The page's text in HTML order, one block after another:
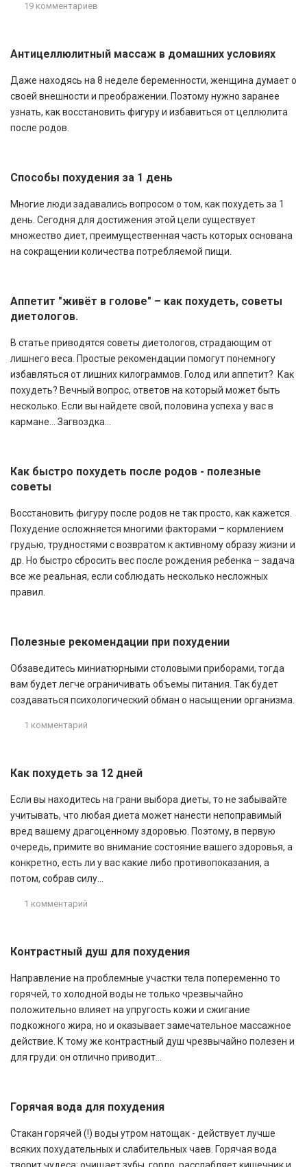
19 комментариев
Антицеллюлитный массаж в домашних условиях
Даже находясь на 8 неделе беременности, женщина думает о
своей внешности и преображении. Поэтому нужно заранее
узнать, как восстановить фигуру и избавиться от целлюлита
после родов.
Способы похудения за 1 день
Многие люди задавались вопросом о том, как похудеть за 1
день. Сегодня для достижения этой цели существует
множество диет, преимущественная часть которых основана
на сокращении количества потребляемой пищи.
Аппетит "живёт в голове" – как похудеть, советы
диетологов.
В статье приводятся советы диетологов, страдающим от
лишнего веса. Простые рекомендации помогут понемногу
избавляться от лишних килограммов. Голод или аппетит? Как
похудеть? Вечный вопрос, ответов на который может быть
несколько. Если вы найдете свой, половина успеха у вас в
кармане... Загвоздка...
Как быстро похудеть после родов - полезные
советы
Восстановить фигуру после родов не так просто, как кажется.
Похудение осложняется многими факторами – кормлением
грудью, трудностями с возвратом к активному образу жизни и
др. Но быстро сбросить вес после рождения ребенка – задача
все же реальная, если соблюдать несколько несложных
правил.
Полезные рекомендации при похудении
Обзаведитесь миниатюрными столовыми приборами, тогда
вам будет легче ограничивать объемы питания. Так будет
создаваться психологический обман о насыщении организма.
1 комментарий
Как похудеть за 12 дней
Если вы находитесь на грани выбора диеты, то не забывайте
учитывать, что любая диета может нанести непоправимый
вред вашему драгоценному здоровью. Поэтому, в первую
очередь, примите во внимание состояние вашего здоровья, а
конкретно, есть ли у вас какие либо противопоказания, а
потом, собрав силу...
1 комментарий
Контрастный душ для похудения
Направление на проблемные участки тела попеременно то
горячей, то холодной воды не только чрезвычайно
положительно влияет на упругость кожи и сжигание
подкожного жира, но и оказывает замечательное массажное
действие. К тому же контрастный душ чрезвычайно полезен и
для груди: он отлично приводит...
Горячая вода для похудения
Стакан горячей (!) воды утром натощак - действует лучше
всяких похудательных и слабительных чаев. Горячая вода